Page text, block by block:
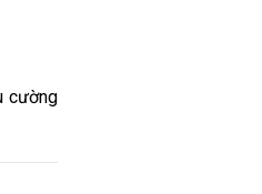
cường